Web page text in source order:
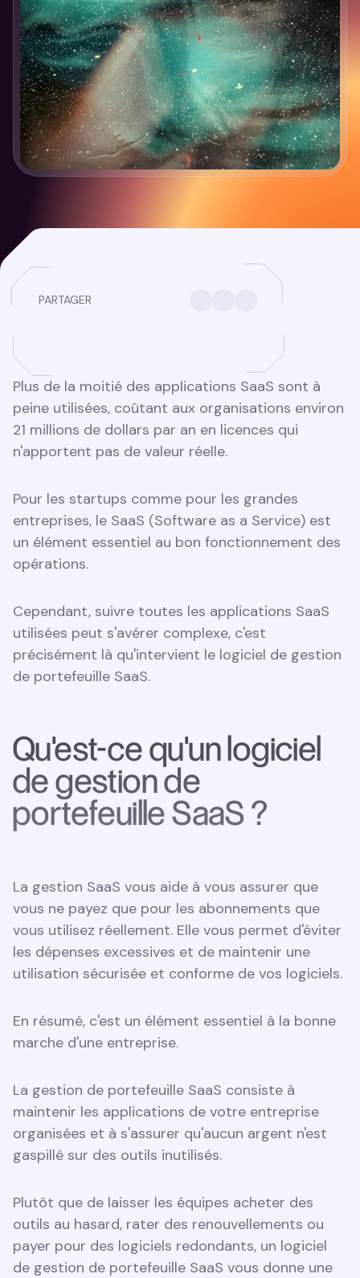
PARTAGER
Plus de la moitié des applications SaaS sont à
peine utilisées, coûtant aux organisations environ
21 millions de dollars par an en licences qui
n'apportent pas de valeur réelle.
Pour les startups comme pour les grandes
entreprises, le SaaS (Software as a Service) est
un élément essentiel au bon fonctionnement des
opérations.
Cependant, suivre toutes les applications SaaS
utilisées peut s'avérer complexe, c'est
précisément là qu'intervient le logiciel de gestion
de portefeuille SaaS.
Qu'est-ce qu'un logiciel
de gestion de
portefeuille SaaS ?
La gestion SaaS vous aide à vous assurer que
vous ne payez que pour les abonnements que
vous utilisez réellement. Elle vous permet d'éviter
les dépenses excessives et de maintenir une
utilisation sécurisée et conforme de vos logiciels.
En résumé, c'est un élément essentiel à la bonne
marche d'une entreprise.
La gestion de portefeuille SaaS consiste à
maintenir les applications de votre entreprise
organisées et à s'assurer qu'aucun argent n'est
gaspillé sur des outils inutilisés.
Plutôt que de laisser les équipes acheter des
outils au hasard, rater des renouvellements ou
payer pour des logiciels redondants, un logiciel
de gestion de portefeuille SaaS vous donne une